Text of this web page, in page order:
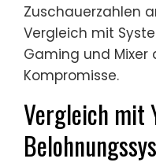
Zuschauerzahlen
Vergleich mit
Gaming und Mixer
Kompromisse.
Vergleich mit